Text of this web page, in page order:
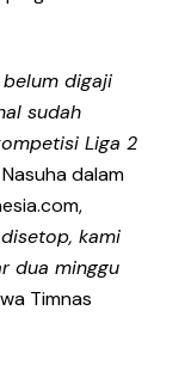
digaji
sudah
Liga 2
dalam
kami
dua minggu
Timnas